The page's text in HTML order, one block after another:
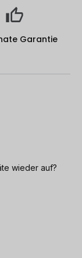
Garantie
wieder auf?